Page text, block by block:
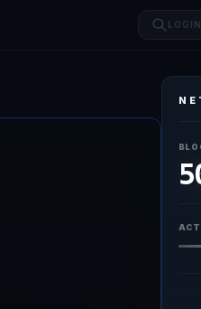
상품'으로 공식 규정한 가